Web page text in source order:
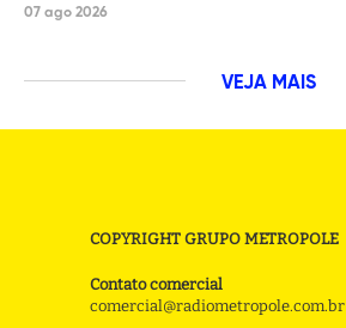
07 ago 2026
VEJA MAIS
COPYRIGHT GRUPO METROPOLE
Contato comercial
comercial@radiometropole.com.br